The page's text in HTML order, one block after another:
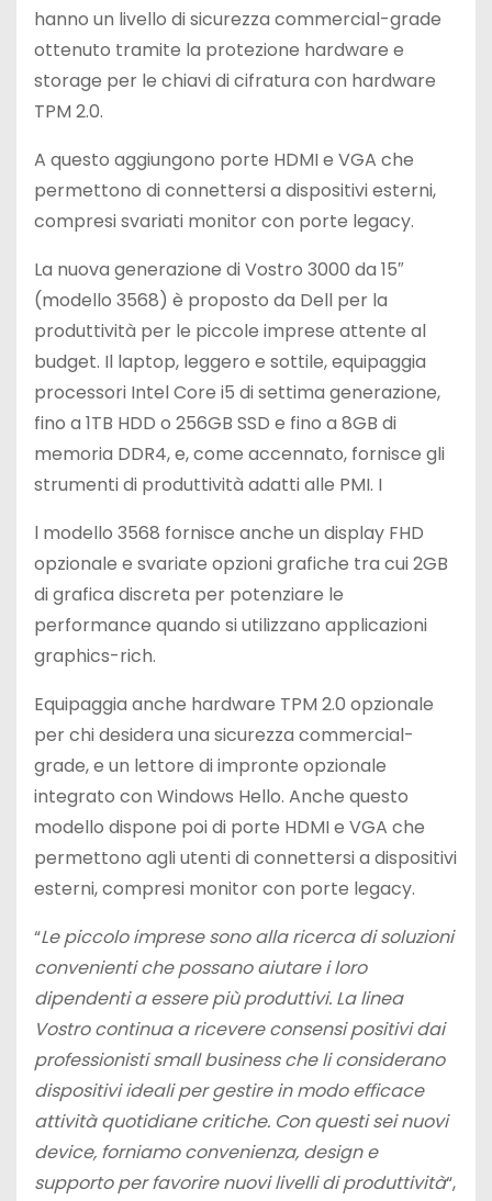
hanno un livello di sicurezza commercial-grade
ottenuto tramite la protezione hardware e
storage per le chiavi di cifratura con hardware
TPM 2.0.
A questo aggiungono porte HDMI e VGA che
permettono di connettersi a dispositivi esterni,
compresi svariati monitor con porte legacy.
La nuova generazione di Vostro 3000 da 15″
(modello 3568) è proposto da Dell per la
produttività per le piccole imprese attente al
budget. Il laptop, leggero e sottile, equipaggia
processori Intel Core i5 di settima generazione,
fino a 1TB HDD o 256GB SSD e fino a 8GB di
memoria DDR4, e, come accennato, fornisce gli
strumenti di produttività adatti alle PMI. I
l modello 3568 fornisce anche un display FHD
opzionale e svariate opzioni grafiche tra cui 2GB
di grafica discreta per potenziare le
performance quando si utilizzano applicazioni
graphics-rich.
Equipaggia anche hardware TPM 2.0 opzionale
per chi desidera una sicurezza commercial-
grade, e un lettore di impronte opzionale
integrato con Windows Hello. Anche questo
modello dispone poi di porte HDMI e VGA che
permettono agli utenti di connettersi a dispositivi
esterni, compresi monitor con porte legacy.
“Le piccolo imprese sono alla ricerca di soluzioni
convenienti che possano aiutare i loro
dipendenti a essere più produttivi. La linea
Vostro continua a ricevere consensi positivi dai
professionisti small business che li considerano
dispositivi ideali per gestire in modo efficace
attività quotidiane critiche. Con questi sei nuovi
device, forniamo convenienza, design e
supporto per favorire nuovi livelli di produttività“,